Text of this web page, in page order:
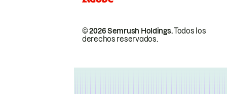
© 2026 Semrush Holdings.Todos los
derechos reservados.